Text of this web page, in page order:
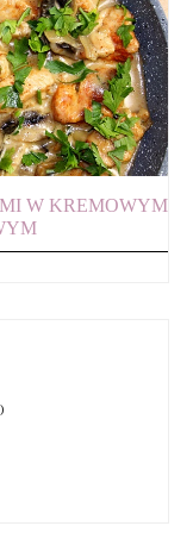
W KREMOWYM